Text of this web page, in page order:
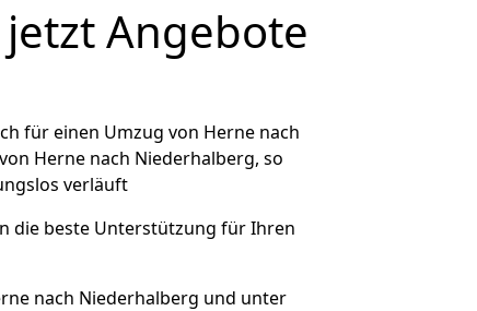
Angebote
für einen Umzug von Herne nach
Herne nach Niederhalberg, so
verläuft
die beste Unterstützung für Ihren
nach Niederhalberg und unter